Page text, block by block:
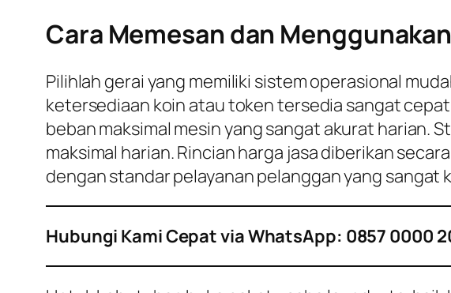
Cara Memesan dan
Pilihlah gerai yang memiliki sistem operasional
ketersediaan koin atau token tersedia sangat
beban maksimal mesin yang sangat akurat harian.
maksimal harian. Rincian harga jasa diberikan
dengan standar pelayanan pelanggan yang sangat
Hubungi Kami Cepat via WhatsApp: 0857 0000